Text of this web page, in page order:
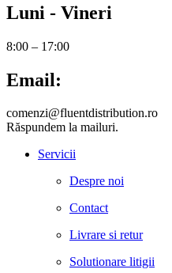
Luni - Vineri
8:00 – 17:00
Email:
comenzi@fluentdistribution.ro
Răspundem la mailuri.
Servicii
Despre noi
Contact
Livrare si retur
Solutionare litigii